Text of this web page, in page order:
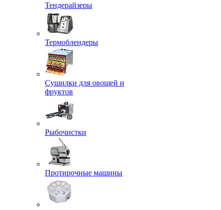
Тендерайзеры
Термоблендеры
Сушилки для овощей и
фруктов
Рыбочистки
Протирочные машины